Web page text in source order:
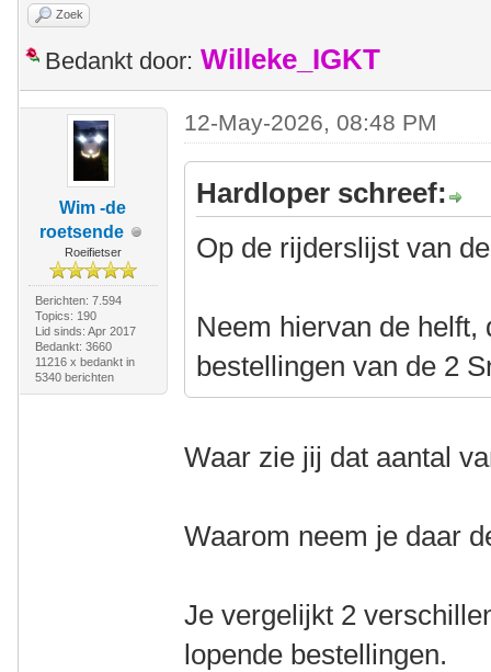
Zoek
Bedankt door: Willeke_IGKT
Wim -de
roetsende
Roeifietser
Berichten: 7.594
Topics: 190
Lid sinds: Apr 2017
Bedankt: 3660
11216 x bedankt in
5340 berichten
12-May-2026, 08:48 PM
Hardloper schreef:
Op de rijderslijst van
Neem hiervan de helft,
bestellingen van de 2
Waar zie jij dat aantal
Waarom neem je daar
Je vergelijkt 2
lopende bestellingen.